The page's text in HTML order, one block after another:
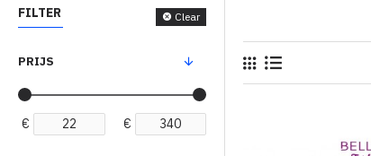
FILTER Clear
PRIJS
€ €